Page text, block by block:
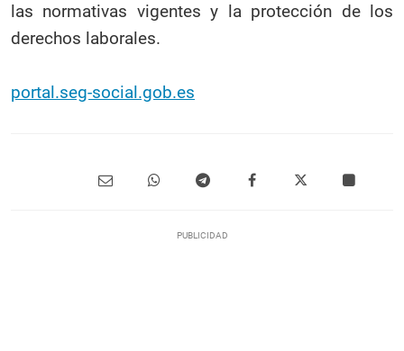
las normativas vigentes y la protección de los
derechos laborales.
portal.seg-social.gob.es